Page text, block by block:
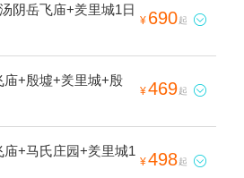
阴岳飞庙+羑里城1日
¥ 690起 
庙+殷墟+羑里城+殷
¥469起 
庙+马氏庄园+羑里城1
¥498起 